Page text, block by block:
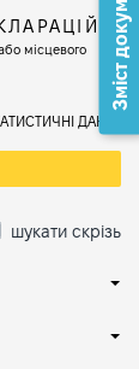
місцевого
ДАНІ
шукати скрізь
Зміст документа